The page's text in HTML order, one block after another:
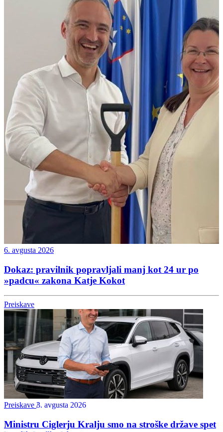
6. avgusta 2026
Dokaz: pravilnik popravljali manj kot 24 ur po
»padcu« zakona Katje Kokot
Preiskave
Preiskave 3. avgusta 2026
Ministru Ciglerju Kralju smo na stroške države spet